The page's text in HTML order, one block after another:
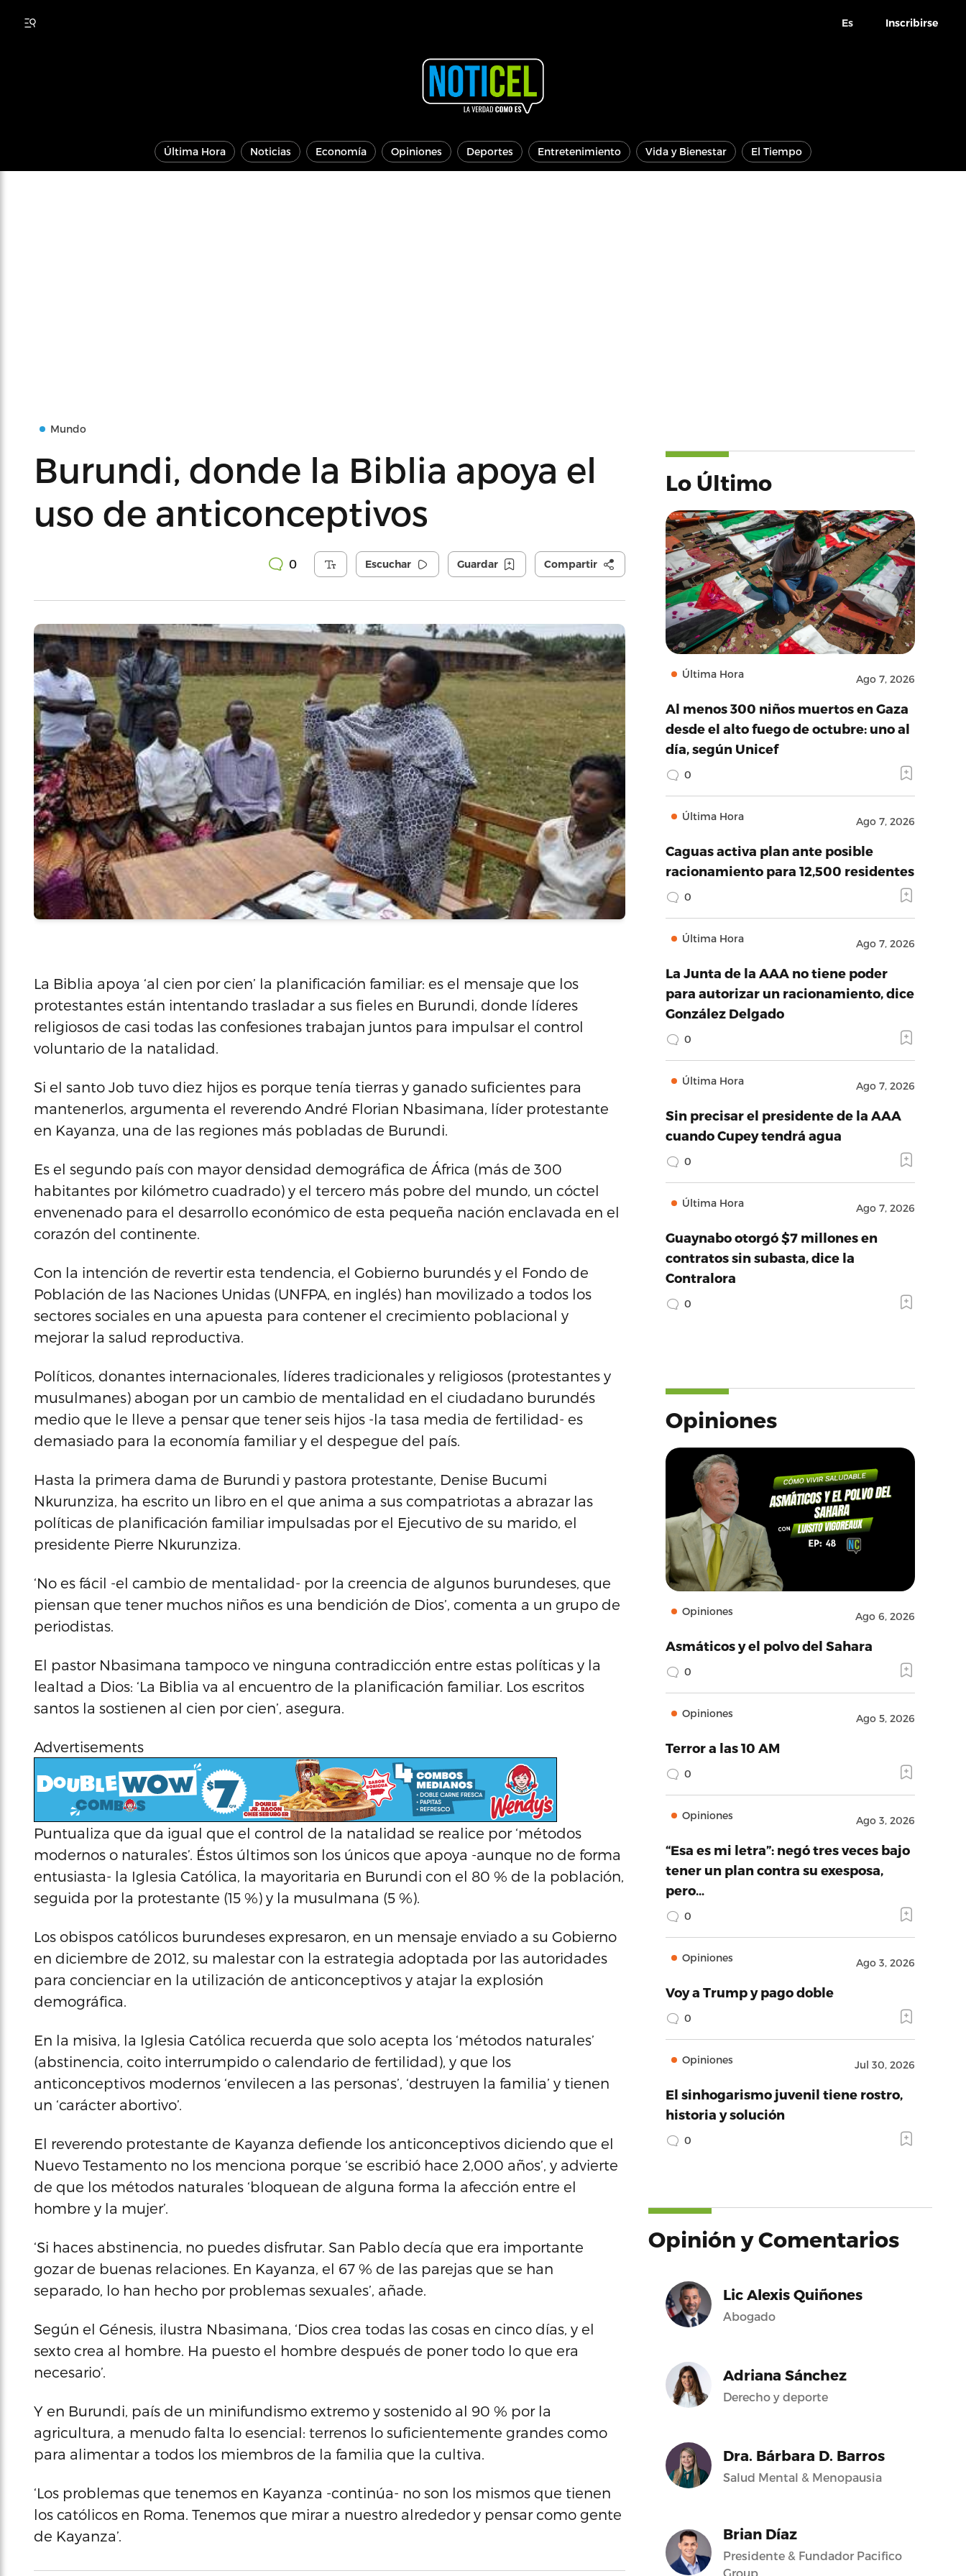
Es Inscribirse
Última Hora Noticias Economía Opiniones Deportes Entretenimiento Vida y Bienestar El Tiempo
Mundo
Burundi, donde la Biblia apoya el
uso de anticonceptivos
0 Escuchar Guardar Compartir
La Biblia apoya ‘al cien por cien’ la planificación familiar: es el mensaje que los
protestantes están intentando trasladar a sus fieles en Burundi, donde líderes
religiosos de casi todas las confesiones trabajan juntos para impulsar el control
voluntario de la natalidad.
Si el santo Job tuvo diez hijos es porque tenía tierras y ganado suficientes para
mantenerlos, argumenta el reverendo André Florian Nbasimana, líder protestante
en Kayanza, una de las regiones más pobladas de Burundi.
Es el segundo país con mayor densidad demográfica de África (más de 300
habitantes por kilómetro cuadrado) y el tercero más pobre del mundo, un cóctel
envenenado para el desarrollo económico de esta pequeña nación enclavada en el
corazón del continente.
Con la intención de revertir esta tendencia, el Gobierno burundés y el Fondo de
Población de las Naciones Unidas (UNFPA, en inglés) han movilizado a todos los
sectores sociales en una apuesta para contener el crecimiento poblacional y
mejorar la salud reproductiva.
Políticos, donantes internacionales, líderes tradicionales y religiosos (protestantes y
musulmanes) abogan por un cambio de mentalidad en el ciudadano burundés
medio que le lleve a pensar que tener seis hijos -la tasa media de fertilidad- es
demasiado para la economía familiar y el despegue del país.
Hasta la primera dama de Burundi y pastora protestante, Denise Bucumi
Nkurunziza, ha escrito un libro en el que anima a sus compatriotas a abrazar las
políticas de planificación familiar impulsadas por el Ejecutivo de su marido, el
presidente Pierre Nkurunziza.
‘No es fácil -el cambio de mentalidad- por la creencia de algunos burundeses, que
piensan que tener muchos niños es una bendición de Dios’, comenta a un grupo de
periodistas.
El pastor Nbasimana tampoco ve ninguna contradicción entre estas políticas y la
lealtad a Dios: ‘La Biblia va al encuentro de la planificación familiar. Los escritos
santos la sostienen al cien por cien’, asegura.
Advertisements
Puntualiza que da igual que el control de la natalidad se realice por ‘métodos
modernos o naturales’. Éstos últimos son los únicos que apoya -aunque no de forma
entusiasta- la Iglesia Católica, la mayoritaria en Burundi con el 80 % de la población,
seguida por la protestante (15 %) y la musulmana (5 %).
Los obispos católicos burundeses expresaron, en un mensaje enviado a su Gobierno
en diciembre de 2012, su malestar con la estrategia adoptada por las autoridades
para concienciar en la utilización de anticonceptivos y atajar la explosión
demográfica.
En la misiva, la Iglesia Católica recuerda que solo acepta los ‘métodos naturales’
(abstinencia, coito interrumpido o calendario de fertilidad), y que los
anticonceptivos modernos ‘envilecen a las personas’, ‘destruyen la familia’ y tienen
un ‘carácter abortivo’.
El reverendo protestante de Kayanza defiende los anticonceptivos diciendo que el
Nuevo Testamento no los menciona porque ‘se escribió hace 2,000 años’, y advierte
de que los métodos naturales ‘bloquean de alguna forma la afección entre el
hombre y la mujer’.
‘Si haces abstinencia, no puedes disfrutar. San Pablo decía que era importante
gozar de buenas relaciones. En Kayanza, el 67 % de las parejas que se han
separado, lo han hecho por problemas sexuales’, añade.
Según el Génesis, ilustra Nbasimana, ‘Dios crea todas las cosas en cinco días, y el
sexto crea al hombre. Ha puesto el hombre después de poner todo lo que era
necesario’.
Y en Burundi, país de un minifundismo extremo y sostenido al 90 % por la
agricultura, a menudo falta lo esencial: terrenos lo suficientemente grandes como
para alimentar a todos los miembros de la familia que la cultiva.
‘Los problemas que tenemos en Kayanza -continúa- no son los mismos que tienen
los católicos en Roma. Tenemos que mirar a nuestro alrededor y pensar como gente
de Kayanza’.
Lo Último
Última Hora Ago 7, 2026
Al menos 300 niños muertos en Gaza
desde el alto fuego de octubre: uno al
día, según Unicef
0
Última Hora Ago 7, 2026
Caguas activa plan ante posible
racionamiento para 12,500 residentes
0
Última Hora Ago 7, 2026
La Junta de la AAA no tiene poder
para autorizar un racionamiento, dice
González Delgado
0
Última Hora Ago 7, 2026
Sin precisar el presidente de la AAA
cuando Cupey tendrá agua
0
Última Hora Ago 7, 2026
Guaynabo otorgó $7 millones en
contratos sin subasta, dice la
Contralora
0
Opiniones
Opiniones Ago 6, 2026
Asmáticos y el polvo del Sahara
0
Opiniones Ago 5, 2026
Terror a las 10 AM
0
Opiniones Ago 3, 2026
“Esa es mi letra”: negó tres veces bajo
tener un plan contra su exesposa,
pero…
0
Opiniones Ago 3, 2026
Voy a Trump y pago doble
0
Opiniones Jul 30, 2026
El sinhogarismo juvenil tiene rostro,
historia y solución
0
Opinión y Comentarios
Lic Alexis Quiñones
Abogado
Adriana Sánchez
Derecho y deporte
Dra. Bárbara D. Barros
Salud Mental & Menopausia
Brian Díaz
Presidente & Fundador Pacifico
Group